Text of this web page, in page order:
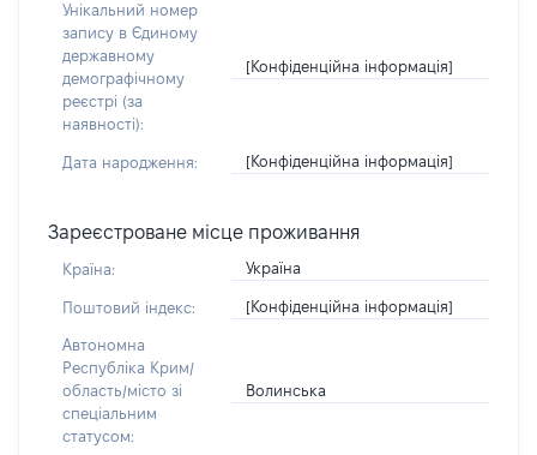
Унікальний номер
запису в Єдиному
державному
демографічному
реєстрі (за
наявності):
[Конфіденційна інформація]
Дата народження: [Конфіденційна інформація]
Зареєстроване місце проживання
Країна: Україна
Поштовий індекс: [Конфіденційна інформація]
Автономна
Республіка Крим/
область/місто зі
спеціальним
статусом:
Волинська